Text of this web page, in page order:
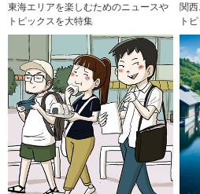
東海エリアを楽しむためのニュースや
トピックスを大特集
関
ト